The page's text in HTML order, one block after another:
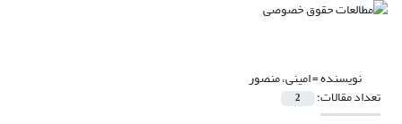
نویسنده =امینی، منصور
تعداد مقالات: 2